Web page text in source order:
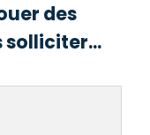
des
solliciter...